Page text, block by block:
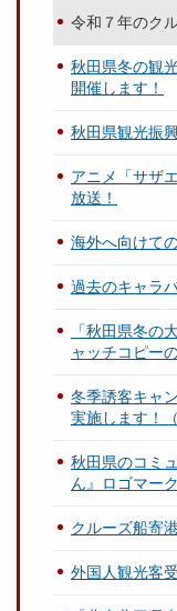
令和７年のク
秋田県冬の観
開催します！
秋田県観光振
アニメ「サザ
放送！
海外へ向けて
過去のキャラ
「秋田県冬の
ャッチコピー
冬季誘客キャ
実施します！
秋田県のコミ
ん』ロゴマー
クルーズ船寄
外国人観光客